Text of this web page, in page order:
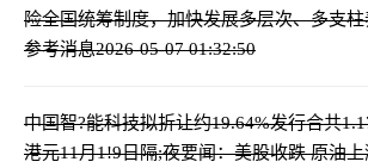
险全国统筹制度，加快发展多层次、多支
参考消息2026-05-07 01:32:50
中国智?能科技拟折让约19.64%发行合共
港元11月1!9日隔;夜要闻：美股收跌 原油